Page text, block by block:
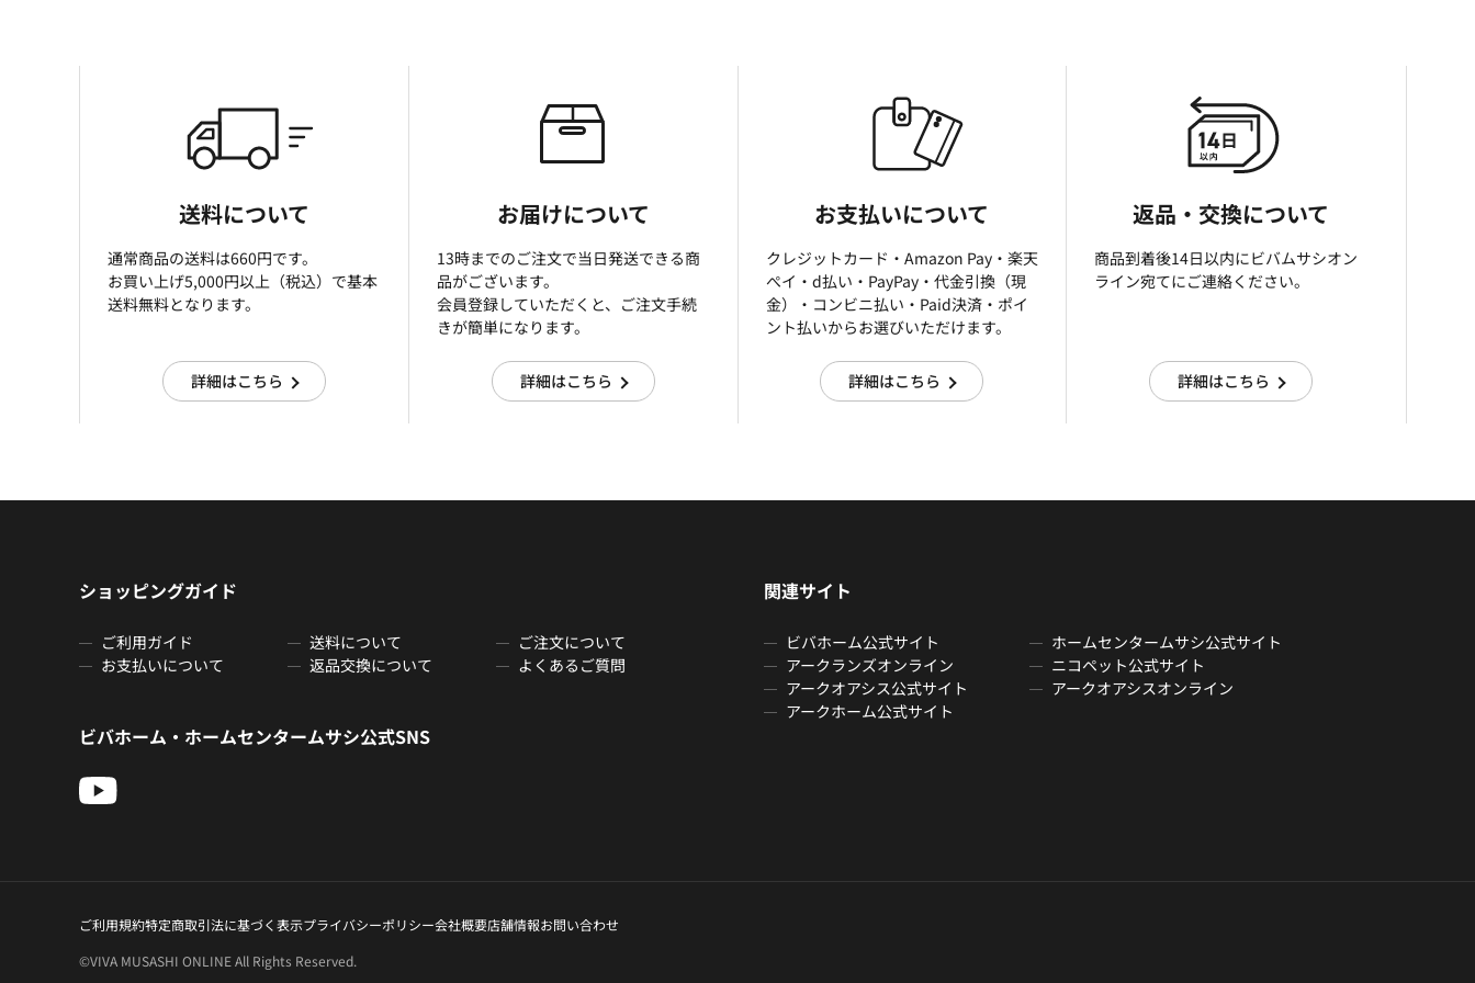
送料について
通常商品の送料は660円です。
お買い上げ5,000円以上（税込）で基本
送料無料となります。
詳細はこちら
お届けについて
13時までのご注文で当日発送できる商
品がございます。
会員登録していただくと、ご注文手続
きが簡単になります。
詳細はこちら
お支払いについて
クレジットカード・Amazon Pay・楽天
ぺイ・d払い・PayPay・代金引換（現
金）・コンビニ払い・Paid決済・ポイ
ント払いからお選びいただけます。
詳細はこちら
返品・交換について
商品到着後14日以内にビバムサシオン
ライン宛てにご連絡ください。
詳細はこちら
ショッピングガイド
ご利用ガイド 送料について
ご注文について
お支払いについて
返品交換について よくあるご質問
関連サイト
ビバホーム公式サイト
ホームセンタームサシ公式サイト
アークランズオンライン
ニコペット公式サイト
アークオアシス公式サイト
アークオアシスオンライン
アークホーム公式サイト
ビバホーム・ホームセンタームサシ公式SNS
ご利用規約特定商取引法に基づく表示プライバシーポリシー会社概要店舗情報お問い合わせ
©VIVA MUSASHI ONLINE All Rights Reserved.